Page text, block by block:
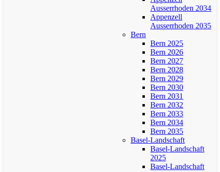
Ausserrhoden 2034
Appenzell
Ausserrhoden 2035
Bern
Bern 2025
Bern 2026
Bern 2027
Bern 2028
Bern 2029
Bern 2030
Bern 2031
Bern 2032
Bern 2033
Bern 2034
Bern 2035
Basel-Landschaft
Basel-Landschaft
2025
Basel-Landschaft